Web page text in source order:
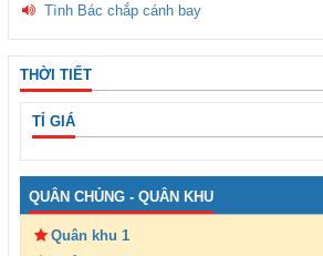
Tình Bác chắp cánh bay
THỜI TIẾT
TỈ GIÁ
QUÂN CHỦNG - QUÂN KHU
Quân khu 1